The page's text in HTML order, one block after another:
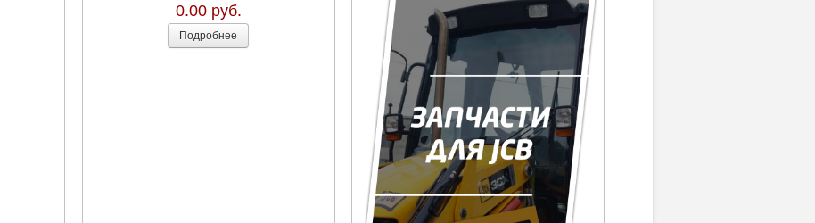
0.00 руб.
Подробнее